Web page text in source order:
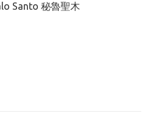
Santo 秘魯聖木